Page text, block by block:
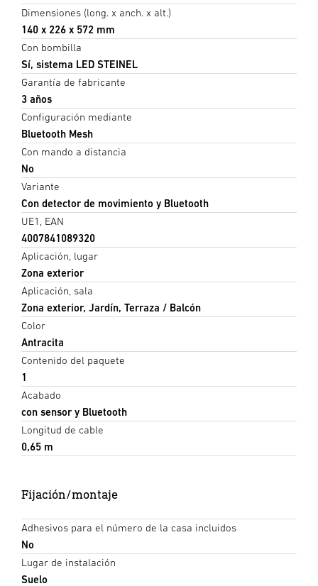
Dimensiones (long. x anch. x alt.)
140 x 226 x 572 mm
Con bombilla
Sí, sistema LED STEINEL
Garantía de fabricante
3 años
Configuración mediante
Bluetooth Mesh
Con mando a distancia
No
Variante
Con detector de movimiento y Bluetooth
UE1, EAN
4007841089320
Aplicación, lugar
Zona exterior
Aplicación, sala
Zona exterior, Jardín, Terraza / Balcón
Color
Antracita
Contenido del paquete
1
Acabado
con sensor y Bluetooth
Longitud de cable
0,65 m
Fijación/montaje
Adhesivos para el número de la casa incluidos
No
Lugar de instalación
Suelo